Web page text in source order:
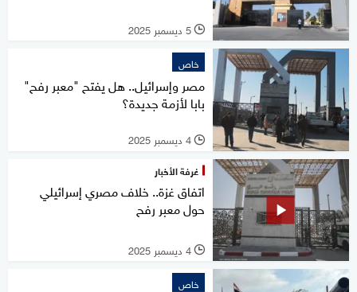
l 5 ديسمبر 2025
خاص
مصر وإسرائيل.. هل يفتح "معبر رفح"
بابا لأزمة جديدة؟
l 4 ديسمبر 2025
غرفة الأخبار
اتفاق غزة.. خلاف مصري إسرائيلي
حول معبر رفح
l 4 ديسمبر 2025
خاص